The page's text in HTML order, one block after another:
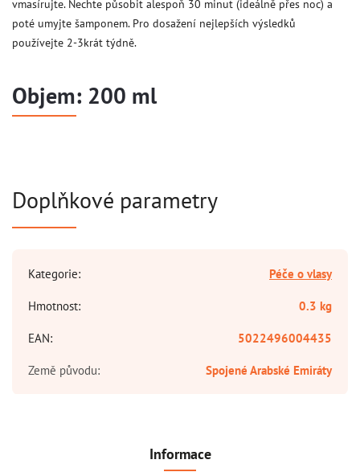
vmasírujte. Nechte působit alespoň 30 minut (ideálně přes noc) a
poté umyjte šamponem. Pro dosažení nejlepších výsledků
používejte 2-3krát týdně.
Objem: 200 ml
Doplňkové parametry
Kategorie:
Péče o vlasy
Hmotnost:
0.3 kg
EAN:
5022496004435
Země původu: Spojené Arabské Emiráty
Informace